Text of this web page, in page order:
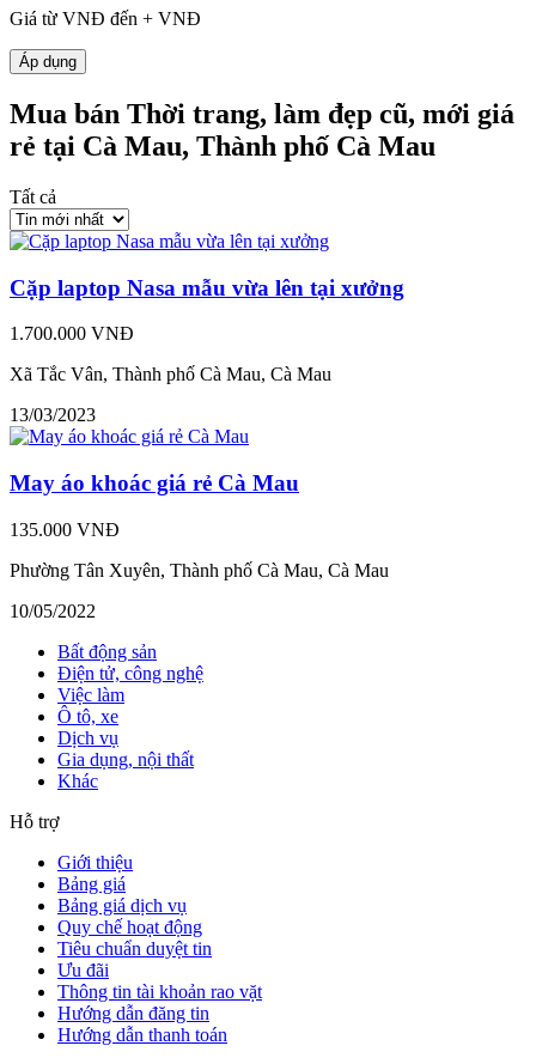
Giá từ VNĐ đến + VNĐ
Áp dụng
Mua bán Thời trang, làm đẹp cũ, mới giá
rẻ tại Cà Mau, Thành phố Cà Mau
Tất cả
Cặp laptop Nasa mẫu vừa lên tại xưởng
1.700.000 VNĐ
Xã Tắc Vân, Thành phố Cà Mau, Cà Mau
13/03/2023
May áo khoác giá rẻ Cà Mau
135.000 VNĐ
Phường Tân Xuyên, Thành phố Cà Mau, Cà Mau
10/05/2022
Bất động sản
Điện tử, công nghệ
Việc làm
Ô tô, xe
Dịch vụ
Gia dụng, nội thất
Khác
Hỗ trợ
Giới thiệu
Bảng giá
Bảng giá dịch vụ
Quy chế hoạt động
Tiêu chuẩn duyệt tin
Ưu đãi
Thông tin tài khoản rao vặt
Hướng dẫn đăng tin
Hướng dẫn thanh toán